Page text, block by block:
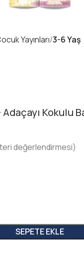
Yayınları 3-6 Yaş
Adaçayı Kokulu
değerlendirmesi)
SEPETE EKLE